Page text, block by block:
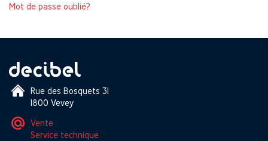
Mot de passe oublié?
Rue des Bosquets 31
1800 Vevey
Vente
Service technique